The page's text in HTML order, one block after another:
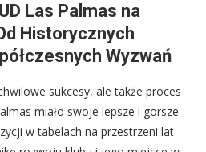
Las Palmas na
Historycznych
Wyzwań
sukcesy, ale także proces
miało swoje lepsze i gorsze
w tabelach na przestrzeni lat